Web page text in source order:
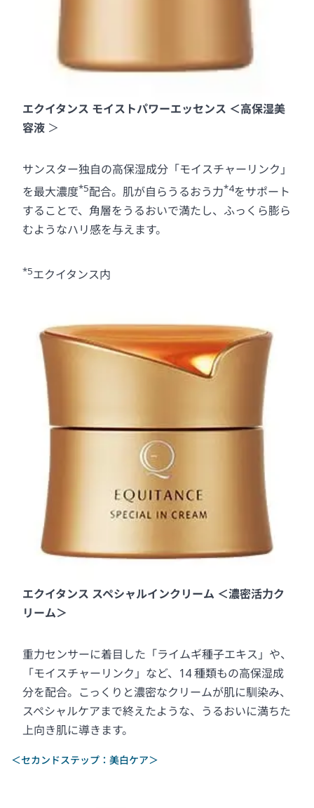
エクイタンス モイストパワーエッセンス ＜高保湿美
容液 ＞
サンスター独自の高保湿成分「モイスチャーリンク」
を最大濃度*5配合。肌が自らうるおう力*4をサポート
することで、角層をうるおいで満たし、ふっくら膨ら
むようなハリ感を与えます。
*5エクイタンス内
エクイタンス スペシャルインクリーム ＜濃密活力ク
リーム＞
重力センサーに着目した「ライムギ種子エキス」や、
「モイスチャーリンク」など、14 種類もの高保湿成
分を配合。こっくりと濃密なクリームが肌に馴染み、
スペシャルケアまで終えたような、うるおいに満ちた
上向き肌に導きます。
＜セカンドステップ：美白ケア＞